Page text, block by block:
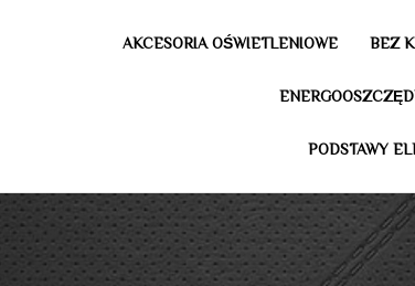
AKCESORIA OŚWIETLENIOWE BEZ
PODSTAWY